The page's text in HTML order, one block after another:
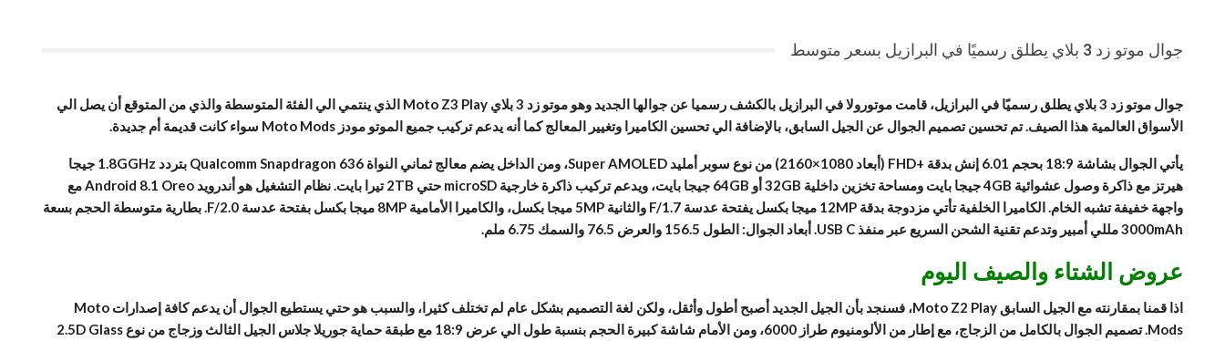
جوال موتو زد 3 بلاي يطلق رسميًا في البرازيل بسعر متوسط
جوال موتو زد 3 بلاي يطلق رسميًا في البرازيل، قامت موتورولا في البرازيل بالكشف رسميا عن جوالها الجديد وهو موتو زد 3 بلاي Moto Z3 Play الذي ينتمي الي الفئة المتوسطة والذي من المتوقع أن يصل الي
الأسواق العالمية هذا الصيف. تم تحسين تصميم الجوال عن الجيل السابق، بالإضافة الي تحسين الكاميرا وتغيير المعالج كما أنه يدعم تركيب جميع الموتو مودز Moto Mods سواء كانت قديمة أم جديدة.
يأتي الجوال بشاشة 18:9 بحجم 6.01 إنش بدقة +FHD (أبعاد 1080×2160) من نوع سوبر أمليد Super AMOLED، ومن الداخل يضم معالج ثماني النواة Qualcomm Snapdragon 636 بتردد 1.8GGHz جيجا
هيرتز مع ذاكرة وصول عشوائية 4GB جيجا بايت ومساحة تخزين داخلية 32GB أو 64GB جيجا بايت، ويدعم تركيب ذاكرة خارجية microSD حتي 2TB تيرا بايت. نظام التشغيل هو أندرويد Android 8.1 Oreo مع
واجهة خفيفة تشبه الخام. الكاميرا الخلفية تأتي مزدوجة بدقة 12MP ميجا بكسل يفتحة عدسة F/1.7 والثانية 5MP ميجا بكسل، والكاميرا الأمامية 8MP ميجا بكسل بفتحة عدسة F/2.0. بطارية متوسطة الحجم بسعة
3000mAh مللي أمبير وتدعم تقنية الشحن السريع عبر منفذ USB C. أبعاد الجوال: الطول 156.5 والعرض 76.5 والسمك 6.75 ملم.
عروض الشتاء والصيف اليوم
اذا قمنا بمقارنته مع الجيل السابق Moto Z2 Play، فسنجد بأن الجيل الجديد أصبح أطول وأثقل، ولكن لغة التصميم بشكل عام لم تختلف كثيرا، والسبب هو حتي يستطيع الجوال أن يدعم كافة إصدارات Moto
Mods. تصميم الجوال بالكامل من الزجاج، مع إطار من الألومنيوم طراز 6000، ومن الأمام شاشة كبيرة الحجم بنسبة طول الي عرض 18:9 مع طبقة حماية جوريلا جلاس الجيل الثالث وزجاج من نوع 2.5D Glass